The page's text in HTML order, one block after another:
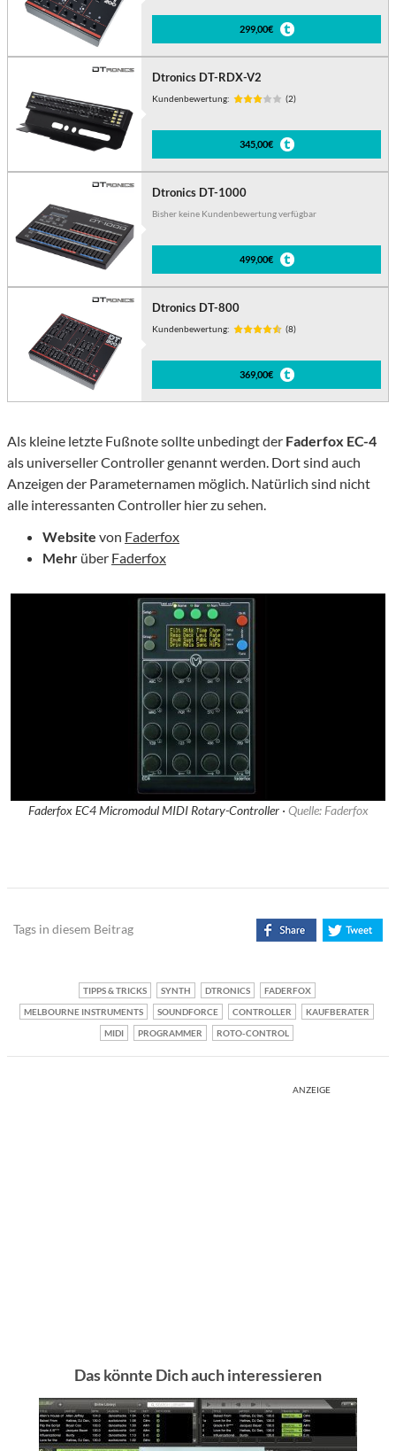
299,00€
Dtronics DT-RDX-V2
Kundenbewertung: (2)
345,00€
Dtronics DT-1000
Bisher keine Kundenbewertung verfügbar
499,00€
Dtronics DT-800
Kundenbewertung: (8)
369,00€
Als kleine letzte Fußnote sollte unbedingt der Faderfox EC-4
als universeller Controller genannt werden. Dort sind auch
Anzeigen der Parameternamen möglich. Natürlich sind nicht
alle interessanten Controller hier zu sehen.
Website von Faderfox
Mehr über Faderfox
Faderfox EC4 Micromodul MIDI Rotary-Controller · Quelle: Faderfox
Tags in diesem Beitrag
TIPPS & TRICKS SYNTH DTRONICS
FADERFOX
MELBOURNE INSTRUMENTS
SOUNDFORCE CONTROLLER
KAUFBERATER
MIDI
PROGRAMMER ROTO-CONTROL
ANZEIGE
Das könnte Dich auch interessieren